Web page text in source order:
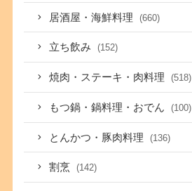
居酒屋・海鮮料理 (660)
立ち飲み (152)
焼肉・ステーキ・肉料理 (518)
もつ鍋・鍋料理・おでん (100)
とんかつ・豚肉料理 (136)
割烹 (142)